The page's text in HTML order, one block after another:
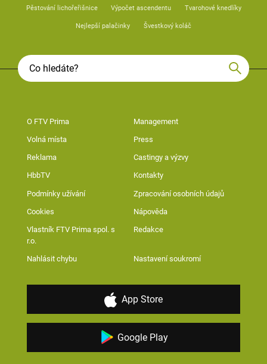
Pěstování lichořeřišnice Výpočet ascendentu Tvarohové knedlíky
Nejlepší palačinky Švestkový koláč
O FTV Prima Management
Volná místa Press
Reklama Castingy a výzvy
HbbTV Kontakty
Podmínky užívání Zpracování osobních údajů
Cookies Nápověda
Vlastník FTV Prima spol. s
r.o.
Redakce
Nahlásit chybu Nastavení soukromí
App Store
Google Play